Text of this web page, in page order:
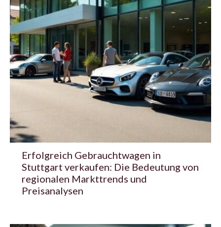
Erfolgreich Gebrauchtwagen in
Stuttgart verkaufen: Die Bedeutung von
regionalen Markttrends und
Preisanalysen